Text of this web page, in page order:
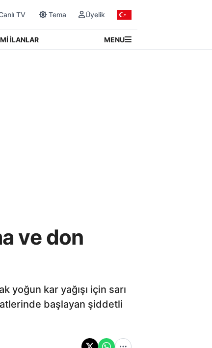
TV Tema Üyelik
İLANLAR MENU
ve don
kar yağışı için sarı
başlayan şiddetli